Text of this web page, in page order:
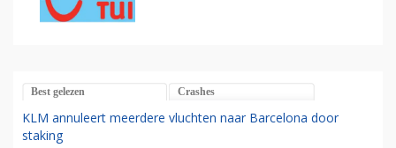
Best gelezen Crashes
KLM annuleert meerdere vluchten naar Barcelona door
staking